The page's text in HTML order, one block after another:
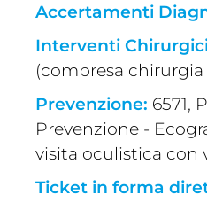
Accertamenti
Interventi
(compresa
Prevenzione: 6571,
Prevenzione -
visita oculistica con
Ticket in forma